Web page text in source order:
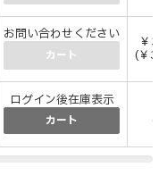
お問い合わせください
カート
￥
(￥
ログイン後在庫表示
カート (